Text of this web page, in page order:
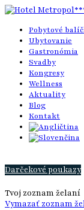
Pobytové
Ubytovanie
Gastronómia
Svadby
Kongresy
Wellness
Aktuality
Blog
Kontakt
Darčekové poukazy
Tvoj zoznam želaní
Vymazať zoznam